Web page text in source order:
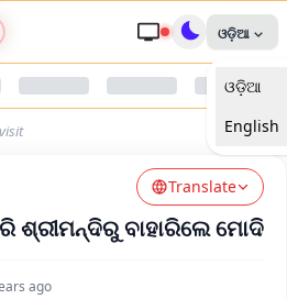
Nari Shakti
ଓଡ଼ିଆ
ଓଡ଼ିଆ
English
Translate
ଶ୍ରୀମନ୍ଦିରୁ ବାହାରିଲେ ମୋଦି
ago